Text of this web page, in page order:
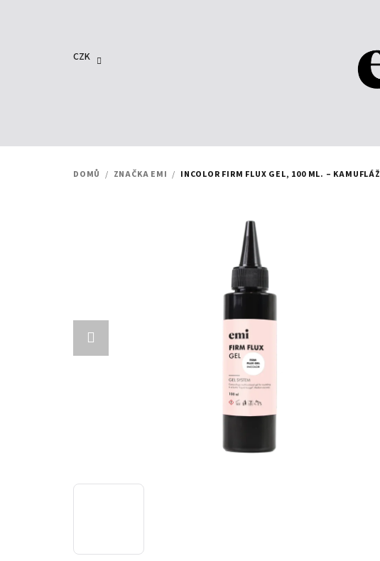
CZK
DOMŮ / ZNAČKA EMI / INCOLOR FIRM FLUX GEL, 100 ML. –